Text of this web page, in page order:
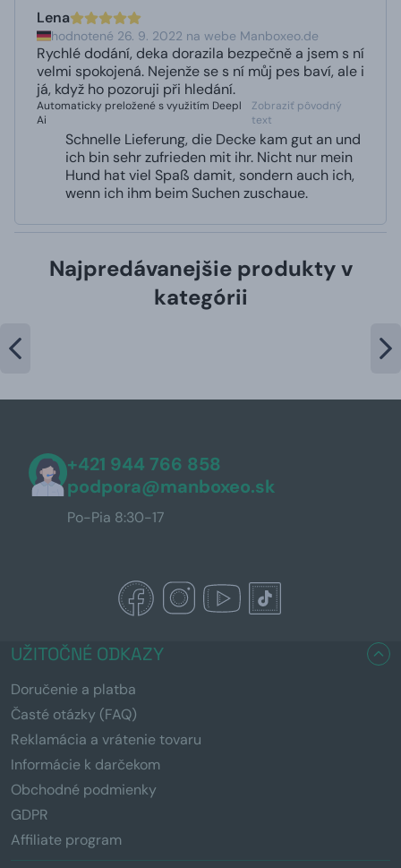
Lena
hodnotené 26. 9. 2022 na webe Manboxeo.de
Rychlé dodání, deka dorazila bezpečně a jsem s ní
velmi spokojená. Nejenže se s ní můj pes baví, ale i
já, když ho pozoruji při hledání.
Automaticky preložené s využitím Deepl
Ai
Zobraziť pôvodný
text
Schnelle Lieferung, die Decke kam gut an und
ich bin sehr zufrieden mit ihr. Nicht nur mein
Hund hat viel Spaß damit, sondern auch ich,
wenn ich ihm beim Suchen zuschaue.
Najpredávanejšie produkty v
kategórii
+421 944 766 858
podpora@manboxeo.sk
Po-Pia 8:30-17
UŽITOČNÉ ODKAZY
Doručenie a platba
Časté otázky (FAQ)
Reklamácia a vrátenie tovaru
Informácie k darčekom
Obchodné podmienky
GDPR
Affiliate program